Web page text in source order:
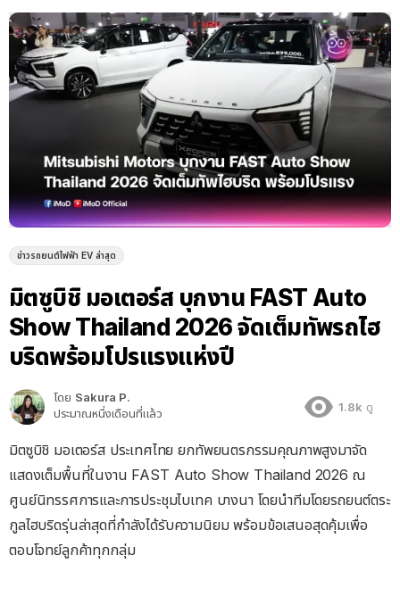
ข่าวรถยนต์ไฟฟ้า EV ล่าสุด
มิตซูบิชิ มอเตอร์ส บุกงาน FAST Auto
Show Thailand 2026 จัดเต็มทัพรถไฮ
บริดพร้อมโปรแรงแห่งปี
โดย Sakura P.
ประมาณหนึ่งเดือนที่แล้ว
1.8k ดู
มิตซูบิชิ มอเตอร์ส ประเทศไทย ยกทัพยนตรกรรมคุณภาพสูงมาจัด
แสดงเต็มพื้นที่ในงาน FAST Auto Show Thailand 2026 ณ
ศูนย์นิทรรศการและการประชุมไบเทค บางนา โดยนำทีมโดยรถยนต์ตระ
กูลไฮบริดรุ่นล่าสุดที่กำลังได้รับความนิยม พร้อมข้อเสนอสุดคุ้มเพื่อ
ตอบโจทย์ลูกค้าทุกกลุ่ม